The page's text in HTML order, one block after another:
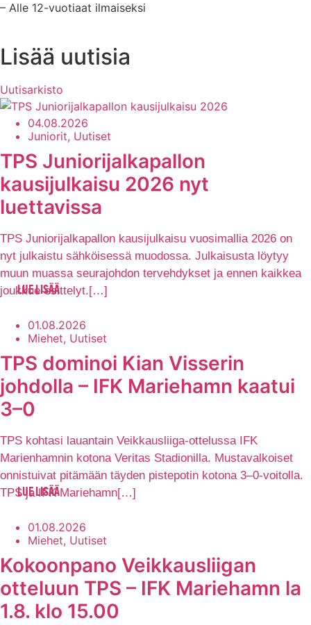
– Alle 12-vuotiaat ilmaiseksi
Lisää uutisia
Uutisarkisto
04.08.2026
Juniorit, Uutiset
TPS Juniorijalkapallon
kausijulkaisu 2026 nyt
luettavissa
TPS Juniorijalkapallon kausijulkaisu vuosimallia 2026 on
nyt julkaistu sähköisessä muodossa. Julkaisusta löytyy
muun muassa seurajohdon tervehdykset ja ennen kaikkea
joukkue-esittelyt.[…]
LUE LISÄÄ
01.08.2026
Miehet, Uutiset
TPS dominoi Kian Visserin
johdolla – IFK Mariehamn kaatui
3–0
TPS kohtasi lauantain Veikkausliiga-ottelussa IFK
Marienhamnin kotona Veritas Stadionilla. Mustavalkoiset
onnistuivat pitämään täyden pistepotin kotona 3–0-voitolla.
TPS ja IFK Mariehamn[…]
LUE LISÄÄ
01.08.2026
Miehet, Uutiset
Kokoonpano Veikkausliigan
otteluun TPS – IFK Mariehamn la
1.8. klo 15.00